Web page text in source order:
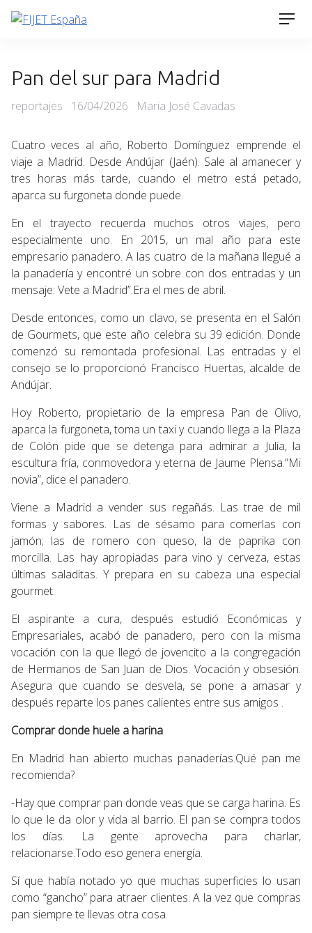
Skip
Pan del sur para Madrid
Categories
reportajes
Posted
16/04/2026 Maria José Cavadas
Cuatro veces al año, Roberto Domínguez emprende el
viaje a Madrid. Desde Andújar (Jaén). Sale al amanecer y
tres horas más tarde, cuando el metro está petado,
aparca su furgoneta donde puede.
En el trayecto recuerda muchos otros viajes, pero
especialmente uno. En 2015, un mal año para este
empresario panadero. A las cuatro de la mañana llegué a
la panadería y encontré un sobre con dos entradas y un
mensaje: Vete a Madrid”.Era el mes de abril.
Desde entonces, como un clavo, se presenta en el Salón
de Gourmets, que este año celebra su 39 edición. Donde
comenzó su remontada profesional. Las entradas y el
consejo se lo proporcionó Francisco Huertas, alcalde de
Andújar.
Hoy Roberto, propietario de la empresa Pan de Olivo,
aparca la furgoneta, toma un taxi y cuando llega a la Plaza
de Colón pide que se detenga para admirar a Julia, la
escultura fría, conmovedora y eterna de Jaume Plensa.”Mi
novia”, dice el panadero.
Viene a Madrid a vender sus regañás. Las trae de mil
formas y sabores. Las de sésamo para comerlas con
jamón; las de romero con queso, la de paprika con
morcilla. Las hay apropiadas para vino y cerveza, estas
últimas saladitas. Y prepara en su cabeza una especial
gourmet.
El aspirante a cura, después estudió Económicas y
Empresariales, acabó de panadero, pero con la misma
vocación con la que llegó de jovencito a la congregación
de Hermanos de San Juan de Dios. Vocación y obsesión.
Asegura que cuando se desvela, se pone a amasar y
después reparte los panes calientes entre sus amigos .
Comprar donde huele a harina
En Madrid han abierto muchas panaderías.Qué pan me
recomienda?
-Hay que comprar pan donde veas que se carga harina. Es
lo que le da olor y vida al barrio. El pan se compra todos
los días. La gente aprovecha para charlar,
relacionarse.Todo eso genera energía.
Sí que había notado yo que muchas superficies lo usan
como “gancho” para atraer clientes. A la vez que compras
pan siempre te llevas otra cosa.